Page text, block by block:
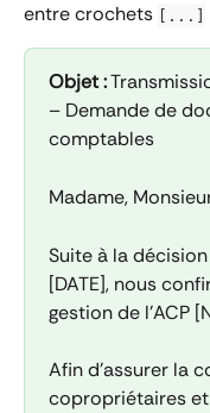
entre crochets [...]
Objet :
– Demande de
comptables
Madame,
Suite à la
[DATE], nous
gestion de l'ACP
Afin d'assurer la
copropriétaires